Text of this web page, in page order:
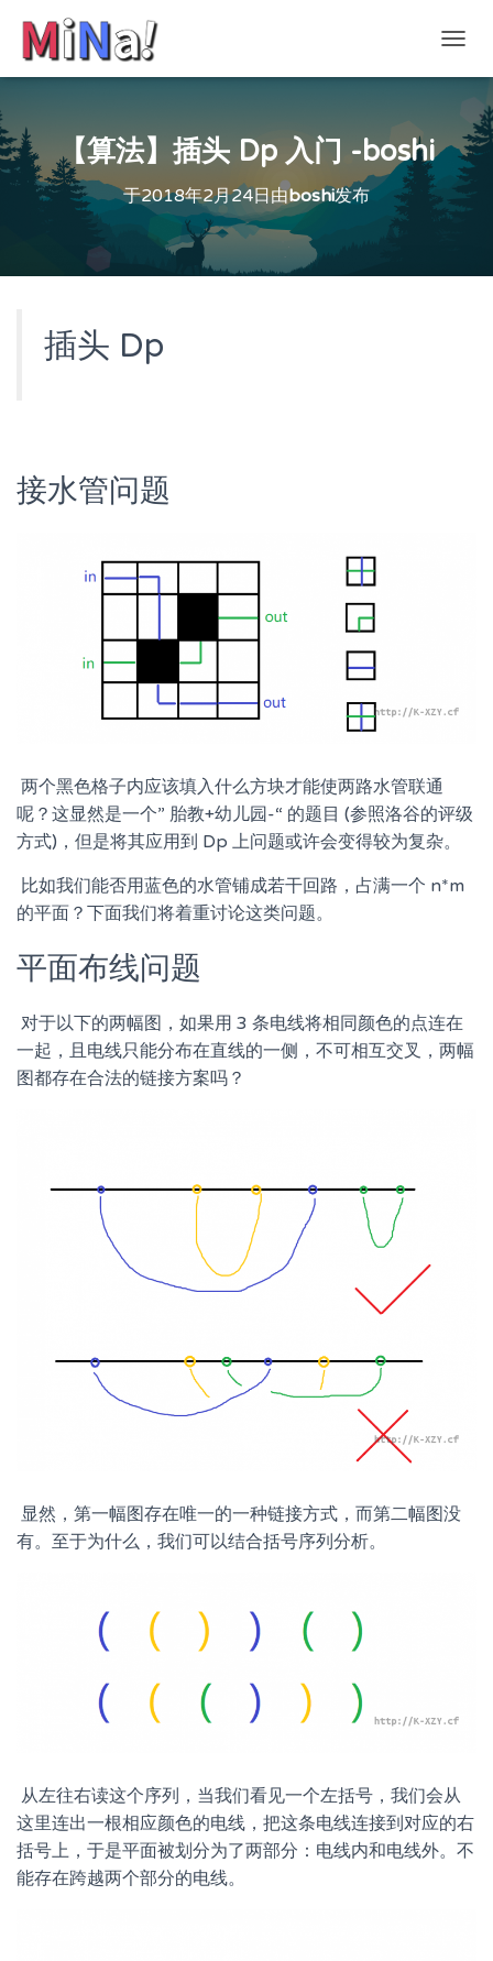
换
【算法】插头 Dp 入门 -boshi
于2018年2月24日由boshi发布
插头 Dp
接水管问题
​ 两个黑色格子内应该填入什么方块才能使两路水管联通
呢？这显然是一个” 胎教+幼儿园-“ 的题目 (参照洛谷的评级
方式)，但是将其应用到 Dp 上问题或许会变得较为复杂。
​ 比如我们能否用蓝色的水管铺成若干回路，占满一个 n*m
的平面？下面我们将着重讨论这类问题。
平面布线问题
​ 对于以下的两幅图，如果用 3 条电线将相同颜色的点连在
一起，且电线只能分布在直线的一侧，不可相互交叉，两幅
图都存在合法的链接方案吗？
​ 显然，第一幅图存在唯一的一种链接方式，而第二幅图没
有。至于为什么，我们可以结合括号序列分析。
​ 从左往右读这个序列，当我们看见一个左括号，我们会从
这里连出一根相应颜色的电线，把这条电线连接到对应的右
括号上，于是平面被划分为了两部分：电线内和电线外。不
能存在跨越两个部分的电线。